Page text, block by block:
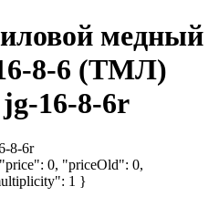
медный
8-6 (ТМЛ)
16-8-6r
8-6r
0, "priceOld": 0,
1 }